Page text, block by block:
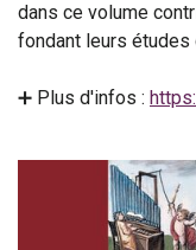
dans ce volume
fondant leurs études
➕ Plus d'infos :